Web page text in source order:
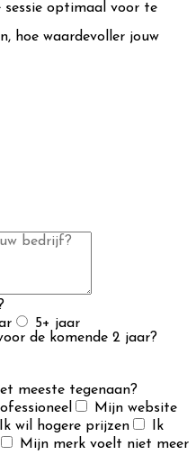
optimaal voor te
hoe waardevoller jouw
5+ jaar
de komende 2 jaar?
meeste tegenaan?
Mijn website
Ik wil hogere prijzen
Ik
Mijn merk voelt niet meer